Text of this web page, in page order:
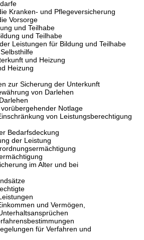
und Pflegeversicherung
Vorsorge
und Teilhabe
und Teilhabe
Leistungen für Bildung und Teilhabe
und Heizung
Heizung
Sicherung der Unterkunft
von Darlehen
Notlage
von Leistungsberechtigung
Bedarfsdeckung
der Leistung
im Alter und bei
und Vermögen,
für Verfahren und